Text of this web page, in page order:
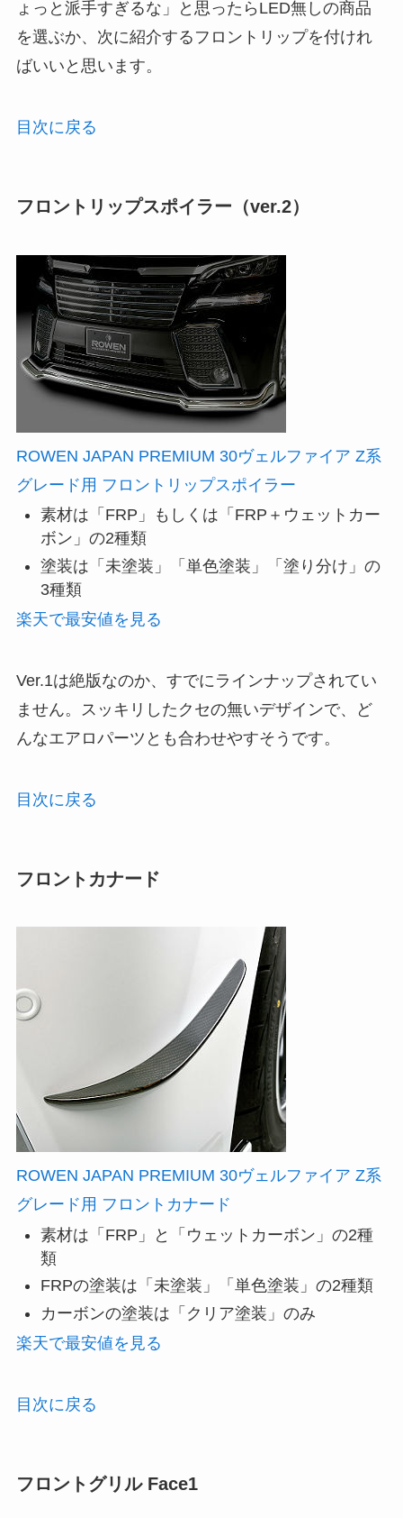
ょっと派手すぎるな」と思ったらLED無しの商品
を選ぶか、次に紹介するフロントリップを付けれ
ばいいと思います。
目次に戻る
フロントリップスポイラー（ver.2）
ROWEN JAPAN PREMIUM 30ヴェルファイア Z系
グレード用 フロントリップスポイラー
素材は「FRP」もしくは「FRP＋ウェットカー
ボン」の2種類
塗装は「未塗装」「単色塗装」「塗り分け」の
3種類
楽天で最安値を見る
Ver.1は絶版なのか、すでにラインナップされてい
ません。スッキリしたクセの無いデザインで、ど
んなエアロパーツとも合わせやすそうです。
目次に戻る
フロントカナード
ROWEN JAPAN PREMIUM 30ヴェルファイア Z系
グレード用 フロントカナード
素材は「FRP」と「ウェットカーボン」の2種
類
FRPの塗装は「未塗装」「単色塗装」の2種類
カーボンの塗装は「クリア塗装」のみ
楽天で最安値を見る
目次に戻る
フロントグリル Face1